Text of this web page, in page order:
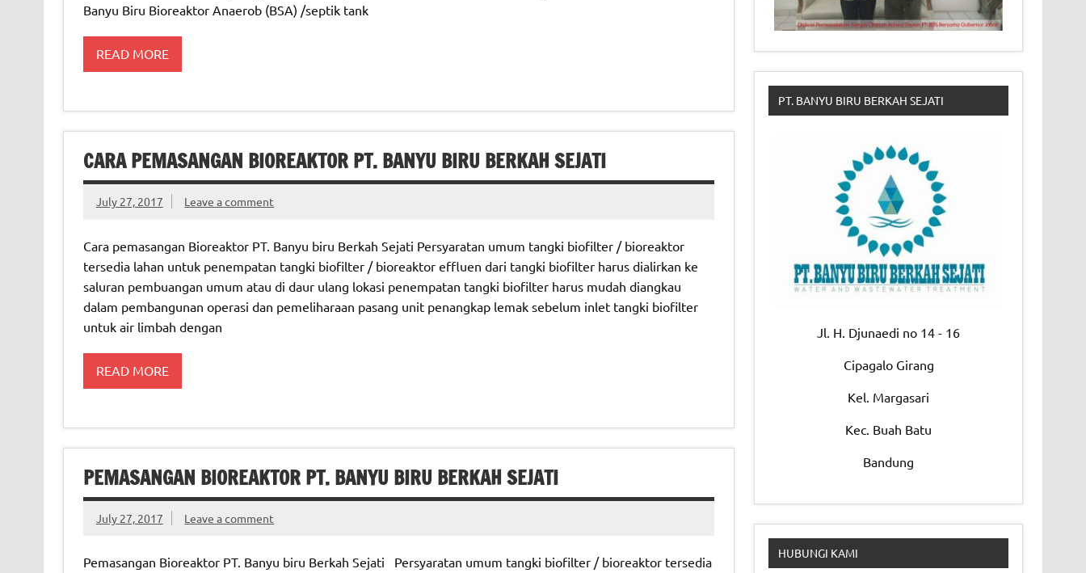
Banyu Biru Bioreaktor Anaerob (BSA) /septik tank
READ MORE
CARA PEMASANGAN BIOREAKTOR PT. BANYU BIRU BERKAH SEJATI
July 27, 2017 Leave a comment
Cara pemasangan Bioreaktor PT. Banyu biru Berkah Sejati Persyaratan umum tangki biofilter / bioreaktor
tersedia lahan untuk penempatan tangki biofilter / bioreaktor effluen dari tangki biofilter harus dialirkan ke
saluran pembuangan umum atau di daur ulang lokasi penempatan tangki biofilter harus mudah diangkau
dalam pembangunan operasi dan pemeliharaan pasang unit penangkap lemak sebelum inlet tangki biofilter
untuk air limbah dengan
READ MORE
PEMASANGAN BIOREAKTOR PT. BANYU BIRU BERKAH SEJATI
July 27, 2017 Leave a comment
Pemasangan Bioreaktor PT. Banyu biru Berkah Sejati Persyaratan umum tangki biofilter / bioreaktor tersedia
PT. BANYU BIRU BERKAH SEJATI
Jl. H. Djunaedi no 14 - 16
Cipagalo Girang
Kel. Margasari
Kec. Buah Batu
Bandung
HUBUNGI KAMI